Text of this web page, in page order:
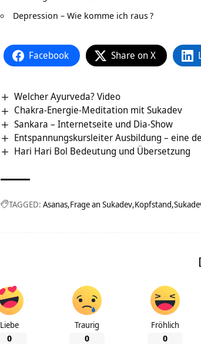
Depression – Wie komme ich raus?
Facebook Share on X
Welcher Ayurveda? Video
Chakra-Energie-Meditation mit Sukadev
Sankara – Internetseite und Dia-Show
Entspannungskursleiter Ausbildung – eine
Hari Hari Bol Bedeutung und Übersetzung
TAGGED: Asanas Frage an Sukadev Kopfstand
Liebe
0
Traurig
0
Fröhlich
0